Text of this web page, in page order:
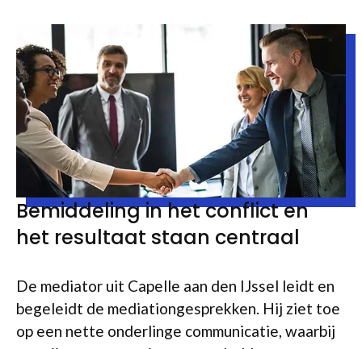
Bemiddeling in het conflict en
het resultaat staan centraal
De mediator uit Capelle aan den IJssel leidt en
begeleidt de mediationgesprekken. Hij ziet toe
op een nette onderlinge communicatie, waarbij